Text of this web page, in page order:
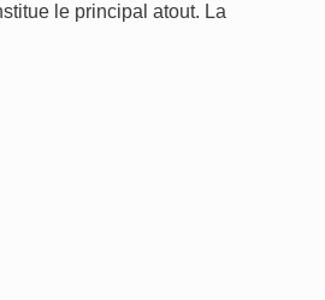
le principal atout. La